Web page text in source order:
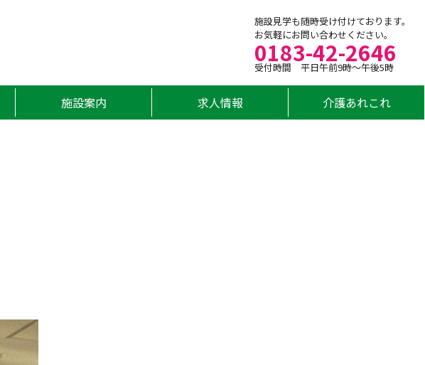
施設見学も随時受け付けております。
お気軽にお問い合わせください。
0183-42-2646
受付時間 平日午前9時～午後5時
施設案内 求人情報 介護あれこれ